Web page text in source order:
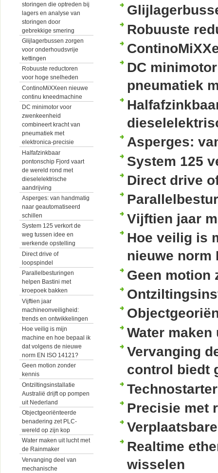
storingen die optreden bij
lagers en analyse van
storingen door
gebrekkige smering
Glijlagerbussen zorgen
voor onderhoudsvrije
kettingen
Robuuste reductoren
voor hoge snelheden
ContinoMiXXeen nieuwe
continu kneedmachine
DC minimotor voor
zwenkeenheid
combineert kracht van
pneumatiek met
elektronica-precisie
Halfafzinkbaar
pontonschip Fjord vaart
de wereld rond met
dieselelektrische
aandrijving
Asperges: van handmatig
naar geautomatiseerd
schillen
System 125 verkort de
weg tussen idee en
werkende opstelling
Direct drive of
loopspindel
Parallelbesturingen
helpen Bastini met
kroepoek bakken
Vijftien jaar
machineonveiligheid:
trends en ontwikkelingen
Hoe veilig is mijn
machine en hoe bepaal ik
dat volgens de nieuwe
norm EN ISO 14121?
Geen motion zonder
kennis
Ontziltingsinstallatie
Australië drijft op pompen
uit Nederland
Objectgeoriënteerde
benadering zet PLC-
wereld op zijn kop
Water maken uit lucht met
de Rainmaker
Vervanging deel van
mechanische
Robuuste
DC
pneumatiek
Asperges:
System 125
Direct drive
Vijftien jaar
Hoe veilig is
nieuwe norm
Geen motion
Water
Vervanging
control biedt
Precisie met
Realtime
wisselen